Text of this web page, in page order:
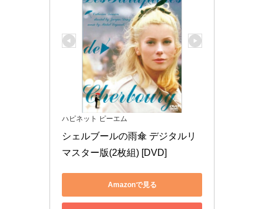
ハピネット ピーエム
シェルブールの雨傘 デジタルリ
マスター版(2枚組) [DVD]
Amazonで見る